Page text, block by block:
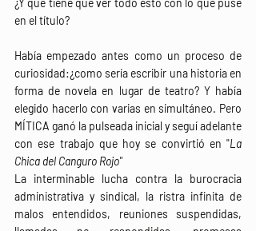
¿Y que tiene que ver todo ésto con lo que puse
en el título?
Había empezado antes como un proceso de
curiosidad:¿como sería escribir una historia en
forma de novela en lugar de teatro? Y había
elegido hacerlo con varias en simultáneo. Pero
MÍTICA ganó la pulseada inicial y seguí adelante
con ese trabajo que hoy se convirtió en "La
Chica del Canguro Rojo"
La interminable lucha contra la burocracia
administrativa y sindical, la ristra infinita de
malos entendidos, reuniones suspendidas,